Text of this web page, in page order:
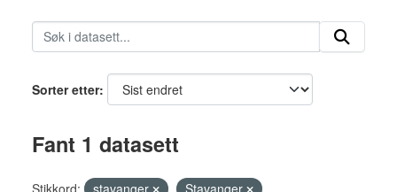
Sorter etter
Fant 1 datasett
Stikkord: stavanger
Stavanger